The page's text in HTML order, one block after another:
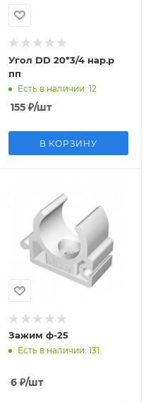
Угол DD 20*3/4 нар.р
пп
Есть в наличии: 12
155₽/шт
В КОРЗИНУ
Зажим ф-25
Есть в наличии: 131
6₽/шт